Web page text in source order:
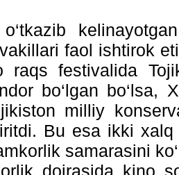
o‘tkazib
faol ishtirok
raqs festivalida
bo‘lgan bo‘lsa,
milliy
Bu esa ikki
samarasini
doirasida kino